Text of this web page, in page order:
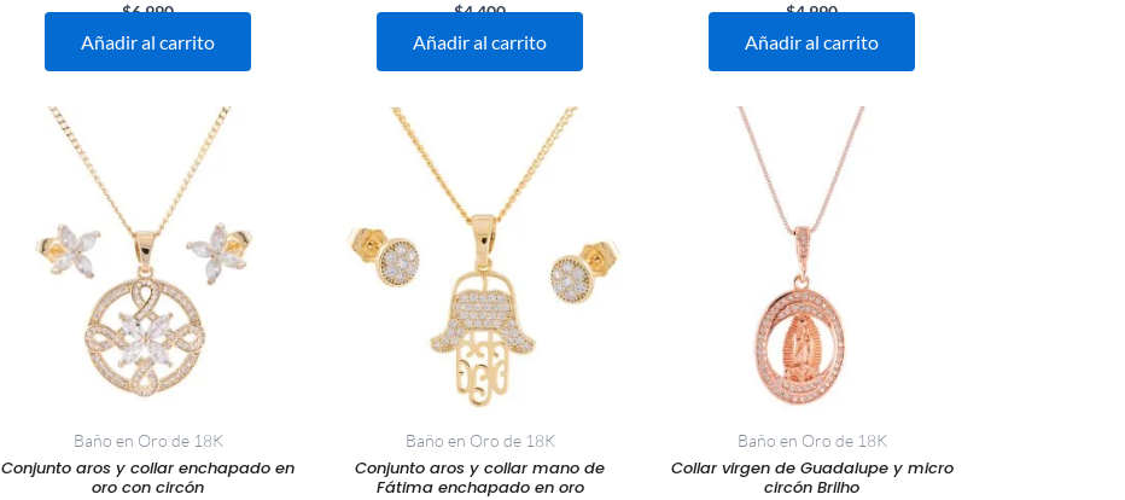
$6.990
Añadir al carrito
$4.400
Añadir al carrito
$4.990
Añadir al carrito
Baño en Oro de 18K
Conjunto aros y collar enchapado en
oro con circón
Baño en Oro de 18K
Conjunto aros y collar mano de
Fátima enchapado en oro
Baño en Oro de 18K
Collar virgen de Guadalupe y micro
circón Brilho